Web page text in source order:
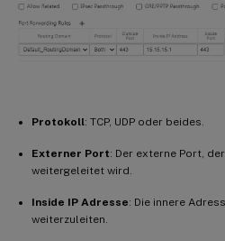
Protokoll: TCP, UDP oder beides.
Externer Port: Der externe Port,
weitergeleitet wird.
Inside IP Adresse: Die innere
weiterzuleiten.